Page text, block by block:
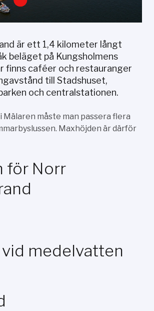
är ett 1,4 kilometer långt
beläget på Kungsholmens
finns caféer och restauranger
till Stadshuset,
och centralstationen.
Mälaren måste man passera flera
Maxhöjden är därför
för Norr
medelvatten